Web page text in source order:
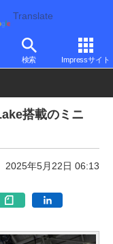
Translate
検索 Impressサイト
2025
搭載のミニ
2025年5月22日 06:13